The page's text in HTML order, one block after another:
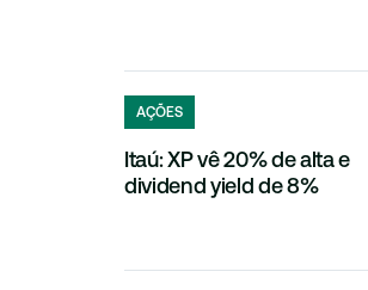
AÇÕES
Itaú: XP vê 20% de alta e
dividend yield de 8%